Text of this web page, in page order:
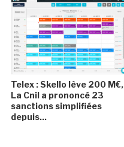
Telex : Skello lève 200 M€,
La Cnil a prononcé 23
sanctions simplifiées
depuis...